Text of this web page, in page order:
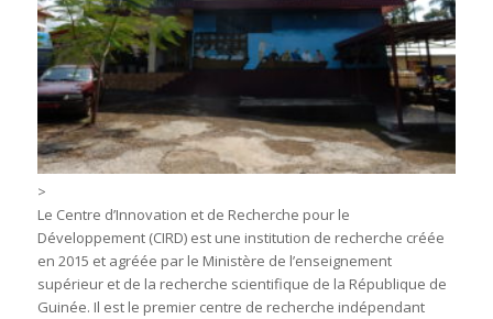
>
Le Centre d’Innovation et de Recherche pour le
Développement (CIRD) est une institution de recherche créée
en 2015 et agréée par le Ministère de l’enseignement
supérieur et de la recherche scientifique de la République de
Guinée. Il est le premier centre de recherche indépendant